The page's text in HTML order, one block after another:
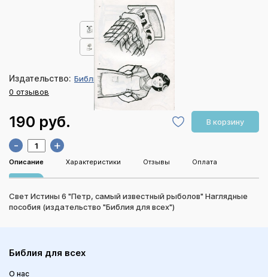
Издательство: Библия для всех
0 отзывов
190 руб. В корзину
- +
Описание Характеристики Отзывы Оплата
Свет Истины 6 "Петр, самый известный рыболов" Наглядные
пособия (издательство "Библия для всех")
Библия для всех
О нас